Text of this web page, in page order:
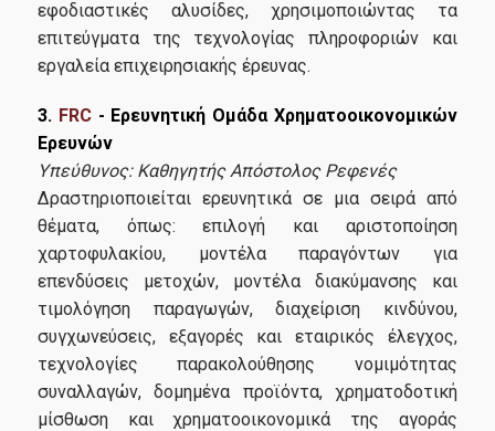
Επικοινωνία
εφοδιαστικές αλυσίδες, χρησιμοποιώντας τα
επιτεύγματα της τεχνολογίας πληρο­φοριών και
εργαλεία επιχειρησιακής έρευνας.
3. FRC- Ερευνητική Ομάδα Χρηματοοικονομικών
Ερευνών
Υπεύθυνος: Καθηγητής Απόστολος Ρεφενές
Δραστηριοποιείται ερευνητικά σε μια σειρά από
θέματα, όπως: επιλογή και αριστοποίηση
χαρτοφυλακίου, μοντέλα παραγόντων για
επενδύσεις μετοχών, μοντέλα διακύμανσης και
τιμολόγηση παραγωγών, διαχείριση κιν­δύνου,
συγχωνεύσεις, εξαγορές και εταιρικός έλεγχος,
τεχνολογίες παρακολούθησης νομιμότητας
συναλλαγών, δομημένα προϊόντα, χρηματοδο­τική
μίσθωση και χρηματοοικονομικά της αγοράς